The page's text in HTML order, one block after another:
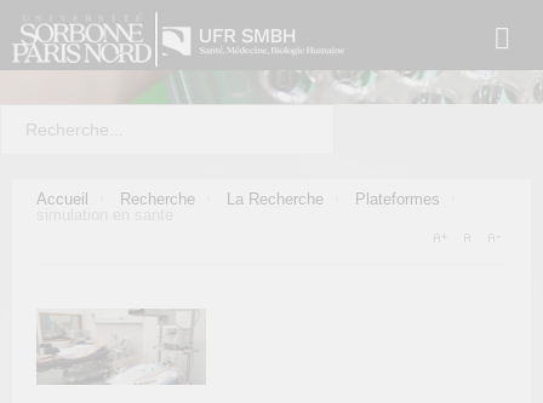
Accueil Recherche La Recherche
Plateformes